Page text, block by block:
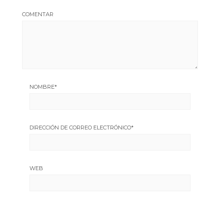
COMENTAR
NOMBRE*
DIRECCIÓN DE CORREO ELECTRÓNICO*
WEB